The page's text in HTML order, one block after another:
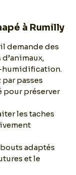
à Rumilly
demande des
humidification.
passes
pour préserver
les taches
adaptés
et le